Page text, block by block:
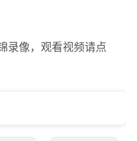
录像，观看视频请点